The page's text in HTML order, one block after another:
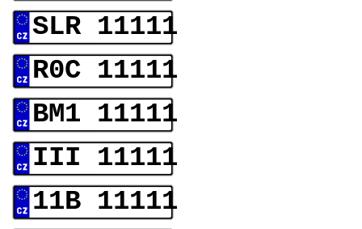
SLR 11111
R0C 11111
BM1 11111
III 11111
11B 11111